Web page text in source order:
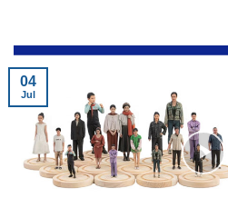
04
Jul